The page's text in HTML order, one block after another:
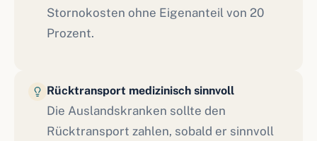
Stornokosten ohne Eigenanteil von 20
Prozent.
Rücktransport medizinisch sinnvoll
Die Auslandskranken sollte den
Rücktransport zahlen, sobald er sinnvoll